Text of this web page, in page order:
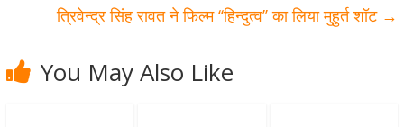
त्रिवेन्द्र सिंह रावत ने फिल्म ‘‘हिन्दुत्व’’ का लिया मुहुर्त शॉट →
You May Also Like